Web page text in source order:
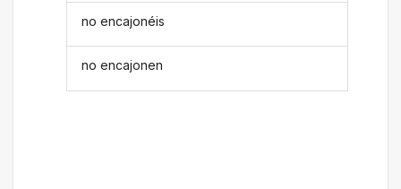
no encajonéis
no encajonen